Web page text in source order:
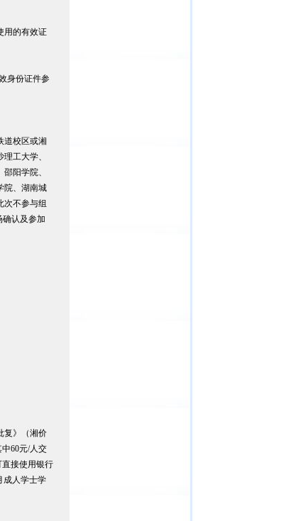
用的有效证
身份证件参
道校区或湘
工大学、
阳学院、
院、湖南城
次不参与组
确认及参加
复》（湘价
60元/人交
接使用银行
成人学士学